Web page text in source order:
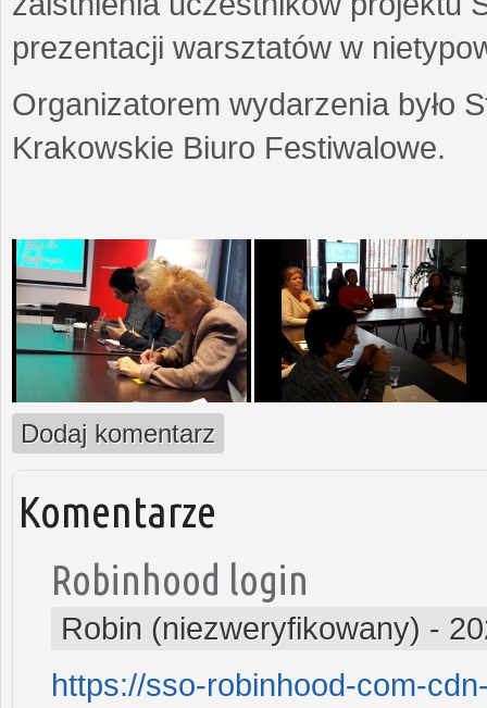
prezentacji warsztatów w
Organizatorem wydarzenia było
Krakowskie Biuro Festiwalowe.
Dodaj komentarz
Komentarze
Robinhood login
Robin (niezweryfikowany) -
https://sso-robinhood-com-